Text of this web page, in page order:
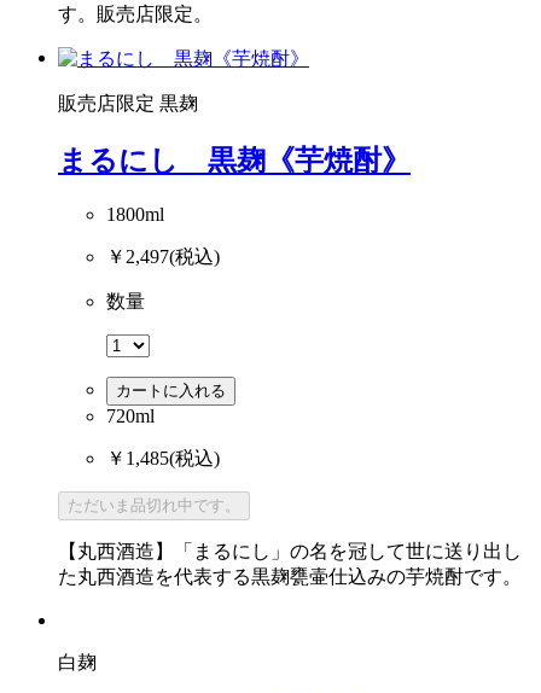
す。販売店限定。
販売店限定 黒麹
まるにし 黒麹《芋焼酎》
1800ml
￥2,497(税込)
数量
カートに入れる
720ml
￥1,485(税込)
ただいま品切れ中です。
【丸西酒造】「まるにし」の名を冠して世に送り出し
た丸西酒造を代表する黒麹甕壷仕込みの芋焼酎です。
白麹